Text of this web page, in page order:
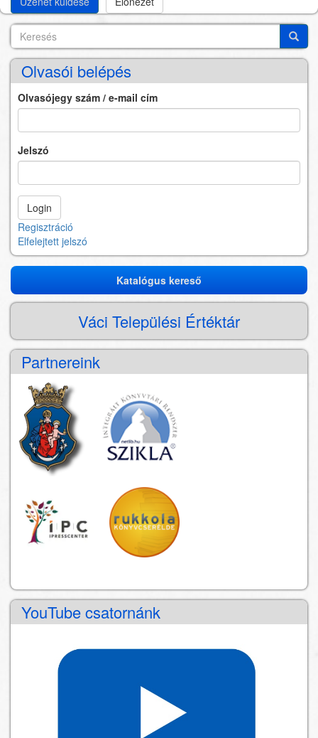
Search
Keresés
Olvasói belépés
Olvasójegy szám / e-mail cím
Jelszó
Regisztráció
Elfelejtett jelszó
Katalógus
kereső
Katalógus kereső
Váci Települési Értéktár
Partnereink
YouTube csatornánk